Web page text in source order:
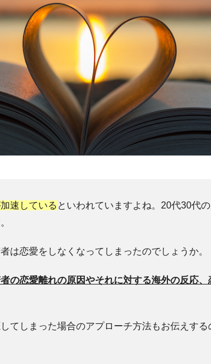
速している といわれていますよね。20代30代
は恋愛をしなくなってしまったのでしょうか。
者の恋愛離れの原因やそれに対する海外の反応
てしまった場合のアプローチ方法もお伝えする